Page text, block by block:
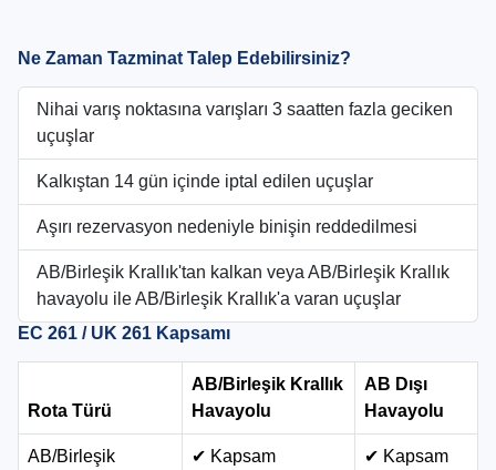
Ne Zaman Tazminat Talep Edebilirsiniz?
Nihai varış noktasına varışları 3 saatten fazla geciken
uçuşlar
Kalkıştan 14 gün içinde iptal edilen uçuşlar
Aşırı rezervasyon nedeniyle binişin reddedilmesi
AB/Birleşik Krallık'tan kalkan veya AB/Birleşik Krallık
havayolu ile AB/Birleşik Krallık'a varan uçuşlar
EC 261 / UK 261 Kapsamı
Rota Türü
AB/Birleşik Krallık
Havayolu
AB Dışı
Havayolu
AB/Birleşik
✔ Kapsam
✔ Kapsam